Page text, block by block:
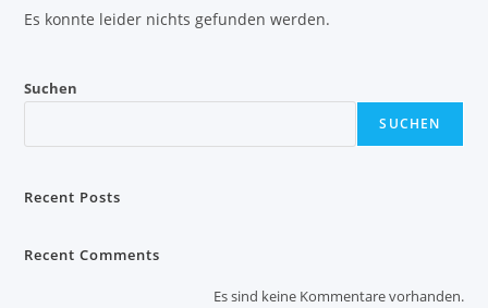
Es konnte leider nichts gefunden werden.
Suchen
SUCHEN
Recent Posts
Recent Comments
Es sind keine Kommentare vorhanden.